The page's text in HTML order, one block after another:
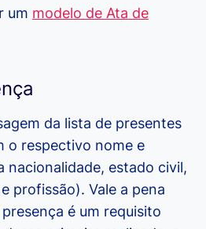
um modelo de Ata de
da lista de presentes
o respectivo nome e
nacionalidade, estado civil,
profissão). Vale a pena
é um requisito